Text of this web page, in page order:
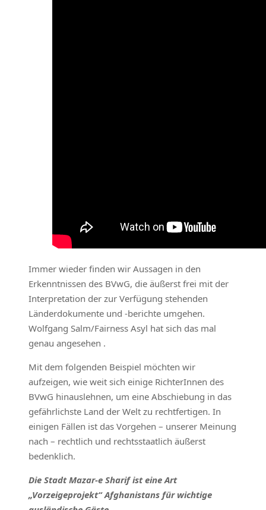
Immer wieder finden wir Aussagen in den
Erkenntnissen des BVwG, die äußerst frei mit der
Interpretation der zur Verfügung stehenden
Länderdokumente und -berichte umgehen.
Wolfgang Salm/Fairness Asyl hat sich das mal
genau angesehen .
Mit dem folgenden Beispiel möchten wir
aufzeigen, wie weit sich einige RichterInnen des
BVwG hinauslehnen, um eine Abschiebung in das
gefährlichste Land der Welt zu rechtfertigen. In
einigen Fällen ist das Vorgehen – unserer Meinung
nach – rechtlich und rechtsstaatlich äußerst
bedenklich.
Die Stadt Mazar-e Sharif ist eine Art
„Vorzeigeprojekt“ Afghanistans für wichtige